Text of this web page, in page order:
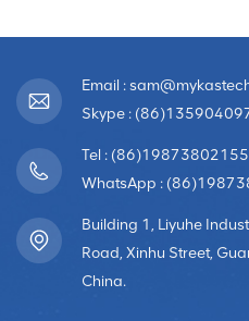
Email :
Skype :
Tel : (86)19873802155
WhatsApp :
Building 1, Liyuhe
Road, Xinhu Street,
China.